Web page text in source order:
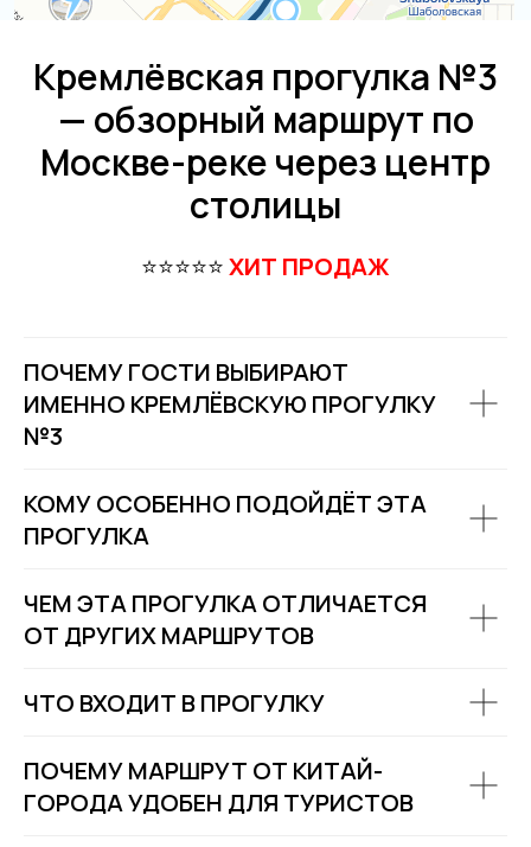
Кремлёвская прогулка №3
— обзорный маршрут по
Москве-реке через центр
столицы
⭐⭐⭐⭐⭐ХИТ ПРОДАЖ
ПОЧЕМУ ГОСТИ ВЫБИРАЮТ
ИМЕННО КРЕМЛЁВСКУЮ ПРОГУЛКУ
№3
КОМУ ОСОБЕННО ПОДОЙДЁТ ЭТА
ПРОГУЛКА
ЧЕМ ЭТА ПРОГУЛКА ОТЛИЧАЕТСЯ
ОТ ДРУГИХ МАРШРУТОВ
ЧТО ВХОДИТ В ПРОГУЛКУ
ПОЧЕМУ МАРШРУТ ОТ КИТАЙ-
ГОРОДА УДОБЕН ДЛЯ ТУРИСТОВ
Политика обработки персональных данных
8с2А, Москва, 109028
ИП Зимин Дмитрий Вячеславович
Расписание
Пользовательское соглашение